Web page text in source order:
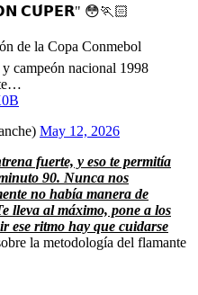
𝗖𝗨́𝗣𝗘𝗥" 😳🏃🏻
de la Copa Conmebol
campeón nacional 1998
May 12, 2026
fuerte, y eso te permitía
90. Nunca nos
no había manera de
lleva al máximo, pone a los
ese ritmo hay que cuidarse
la metodología del flamante